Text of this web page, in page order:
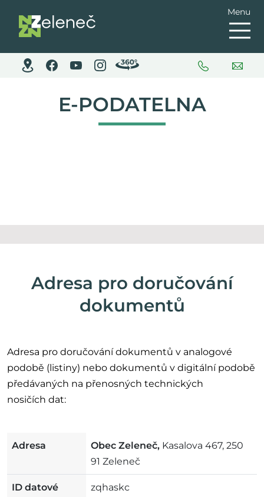
Menu
E-PODATELNA
Adresa pro doručování
dokumentů
Adresa pro doručování dokumentů v analogové
podobě (listiny) nebo dokumentů v digitální podobě
předávaných na přenosných technických
nosičích dat:
Adresa Obec Zeleneč, Kasalova 467, 250
91 Zeleneč
ID datové
zqhaskc